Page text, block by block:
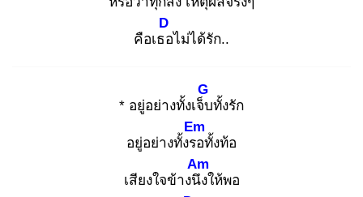
คือเธอ
D
ไม่ได้รัก..
* อยู่อย่างทั้งเจ็บ
G
ทั้งรัก
อยู่อย่างทั้งรอ
Em
ทั้งท้อ
เสียงใจข้างนึง
Am
ให้พอ